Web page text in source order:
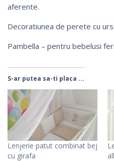
aferente.
Decoratiunea de perete cu
Pambella – pentru bebelusi
S-ar putea sa-ti placa ...
Lenjerie patut combinat bej
cu girafa